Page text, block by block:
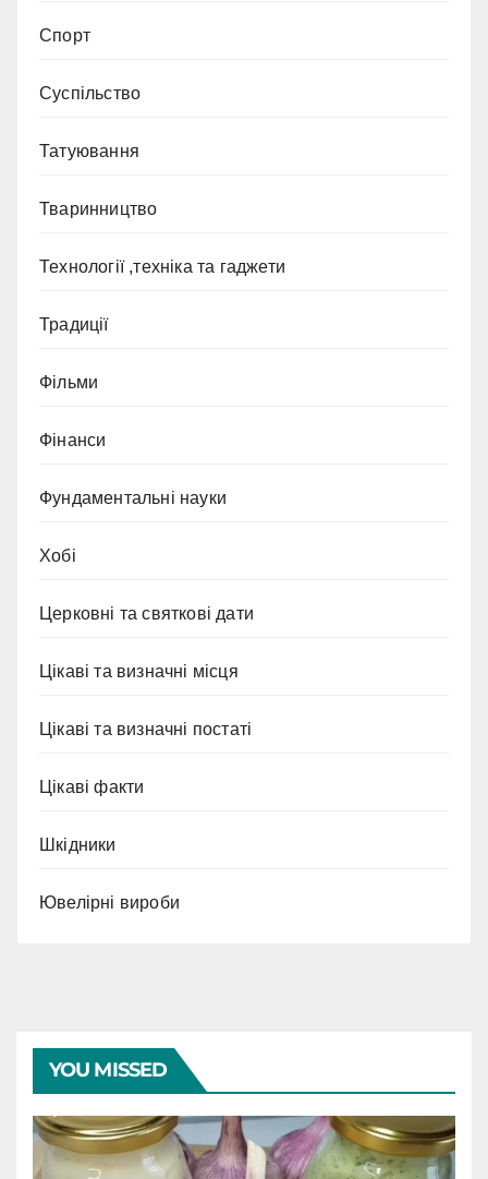
Спорт
Суспільство
Татуювання
Тваринництво
Технології ,техніка та гаджети
Традиції
Фільми
Фінанси
Фундаментальні науки
Хобі
Церковні та святкові дати
Цікаві та визначні місця
Цікаві та визначні постаті
Цікаві факти
Шкідники
Ювелірні вироби
YOU MISSED